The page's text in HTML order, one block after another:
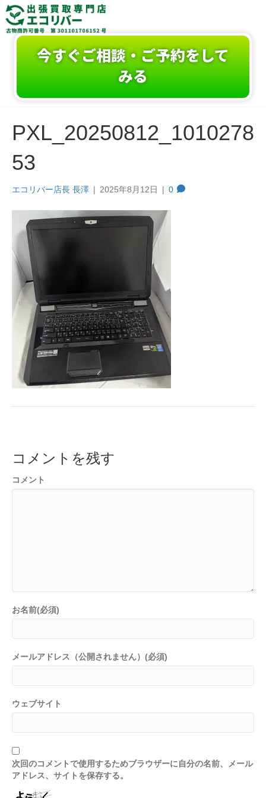
今すぐご相談・ご予約をして
みる
PXL_20250812_1010278
53
エコリバー店長 長澤 | 2025年8月12日 | 0
コメントを残す
コメント
お名前(必須)
メールアドレス（公開されません）(必須)
ウェブサイト
次回のコメントで使用するためブラウザーに自分の名前、メール
アドレス、サイトを保存する。